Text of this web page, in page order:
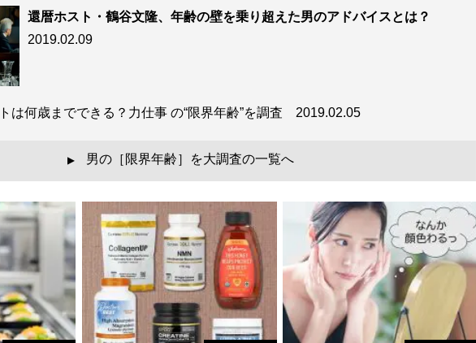
還暦ホスト・鶴谷文隆、年齢の壁を乗り超えた男のアドバイスとは？
2019.02.09
は何歳までできる？力仕事 の“限界年齢”を調査 2019.02.05
▲ 男の［限界年齢］を大調査の一覧へ